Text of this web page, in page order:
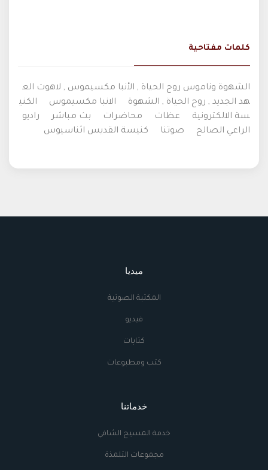
كلمات مفتاحية
الشهوة وناموس روح الحياة , الأنبا مكسيموس , لاهوت الع
هد الجديد , روح الحياة , الشهوة
الانبا مكسيموس
الكني
سة الالكترونية
عظات محاضرات بث مباشر
راديو
الراعي الصالح
صوتنا كنيسة القديس اثناسيوس
ميديا
المكتبة الصوتية
فيديو
كتابات
كتب ومطبوعات
خدماتنا
خدمة المسيح الشافي
مجموعات التلمذة